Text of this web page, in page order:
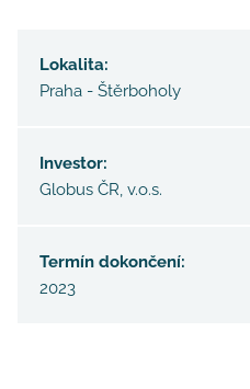
Lokalita:
Praha - Štěrboholy
Investor:
Globus ČR, v.o.s.
Termín dokončení:
2023